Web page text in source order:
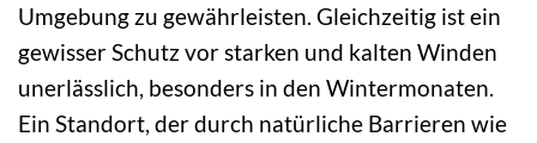
Umgebung zu gewährleisten. Gleichzeitig ist ein
gewisser Schutz vor starken und kalten Winden
unerlässlich, besonders in den Wintermonaten.
Ein Standort, der durch natürliche Barrieren wie